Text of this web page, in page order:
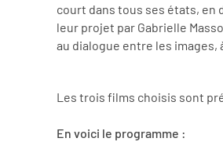
court dans tous ses états, en
leur projet par Gabrielle
au dialogue entre les images,
Les trois films choisis sont
En voici le programme :